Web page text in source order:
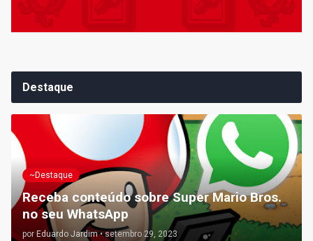
Destaque
~Destaque
Receba conteúdo sobre Super Mario Bros.
no seu WhatsApp
por Eduardo Jardim • setembro 29, 2023